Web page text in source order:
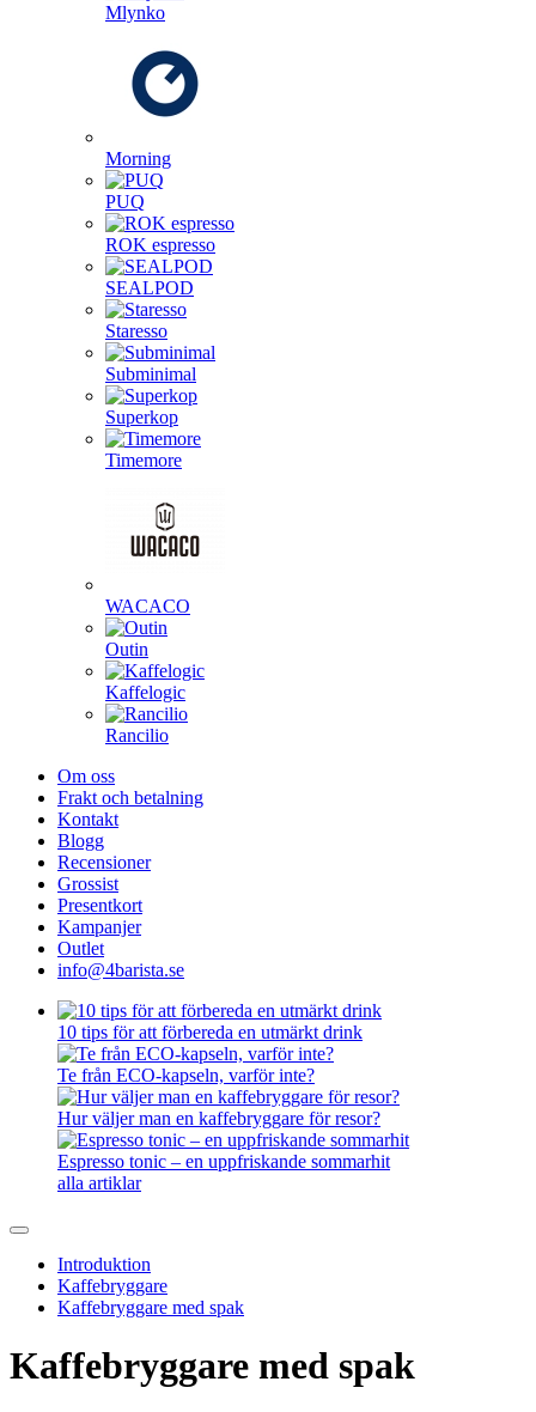
Mlynko
Morning
PUQ
ROK espresso
SEALPOD
Staresso
Subminimal
Superkop
Timemore
WACACO
Outin
Kaffelogic
Rancilio
Om oss
Frakt och betalning
Kontakt
Blogg
Recensioner
Grossist
Presentkort
Kampanjer
Outlet
info@4barista.se
10 tips för att förbereda en utmärkt drink
Te från ECO-kapseln, varför inte?
Hur väljer man en kaffebryggare för resor?
Espresso tonic – en uppfriskande sommarhit
alla artiklar
Introduktion
Kaffebryggare
Kaffebryggare med spak
Kaffebryggare med spak